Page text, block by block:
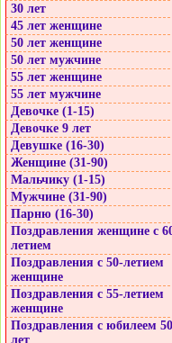
30 лет
45 лет женщине
50 лет женщине
50 лет мужчине
55 лет женщине
55 лет мужчине
Девочке (1-15)
Девочке 9 лет
Девушке (16-30)
Женщине (31-90)
Мальчику (1-15)
Мужчине (31-90)
Парню (16-30)
Поздравления женщине с
летием
Поздравления с 50-летием
женщине
Поздравления с 55-летием
женщине
Поздравления с юбилеем 50
лет